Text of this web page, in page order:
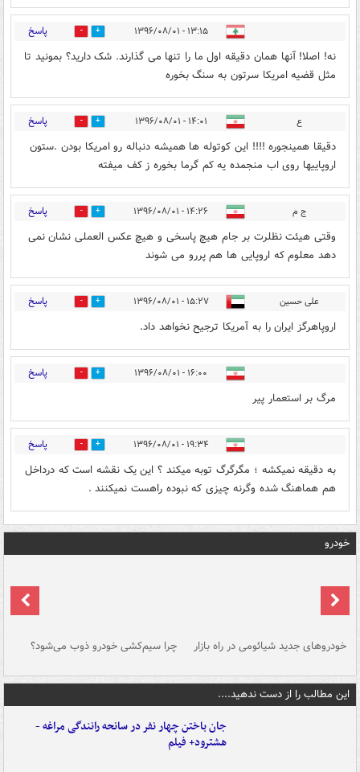
۱۳:۱۵ - ۱۳۹۶/۰۸/۰۱ 11 پاسخ
نه! اصلا! آنها همان دقیقه اول ما را تنها می گذارند. شک دارید؟ بمونید تا
مثل قضیه امریکا سرتون به سنگ بخوره
ع ۱۴:۰۱ - ۱۳۹۶/۰۸/۰۱ 14 پاسخ
دقیقا همینجوره !!!! این کوتوله ها همیشه دنباله رو امریکا بودن .ستون
اروپاییها روی اب منجمده یه کم گرما بخوره ز کف میفته
ج م ۱۴:۲۶ - ۱۳۹۶/۰۸/۰۱ 10 پاسخ
وقتی هیئت نظلرت بر جام هیچ پاسخی و هیچ عکس العملی نشان نمی
دهد معلوم که اروپایی ها هم پررو می شوند
علی حسین ۱۵:۲۷ - ۱۳۹۶/۰۸/۰۱ 11 پاسخ
اروپاهرگز ایران را به آمریکا ترجیح نخواهد داد.
۱۶:۰۰ - ۱۳۹۶/۰۸/۰۱ 8 پاسخ
مرگ بر استعمار پیر
۱۹:۳۴ - ۱۳۹۶/۰۸/۰۱ 6 پاسخ
به دقیقه نمیکشه ؛ مگرگرگ توبه میکند ؟ این یک نقشه است که درداخل
هم هماهنگ شده وگرنه چیزی که نبوده راهست نمیکنند .
خودرو
خودروهای جدید شیائومی در راه بازار چرا سیم‌کشی خودرو ذوب می‌شود؟
این مطالب را از دست ندهید....
جان باختن چهار نفر در سانحه رانندگی مراغه -
هشترود+ فیلم